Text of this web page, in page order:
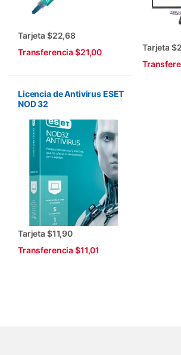
Tarjeta $22,68
Transferencia $21,00
Tarjeta
Licencia de Antivirus ESET
NOD 32
Tarjeta $11,90
Transferencia $11,01